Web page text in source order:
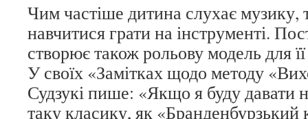
Чим частіше дитина слухає музику,
навчитися грати на інструменті.
створює також рольову модель для
У своїх «Замітках щодо методу
Судзукі пише: «Якщо я буду давати
таку класику, як «Бранденбурзький